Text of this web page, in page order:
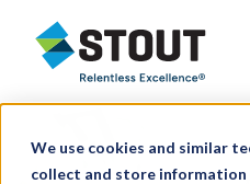
We use cookies and similar
collect and store information
Stout Relentless Excellence